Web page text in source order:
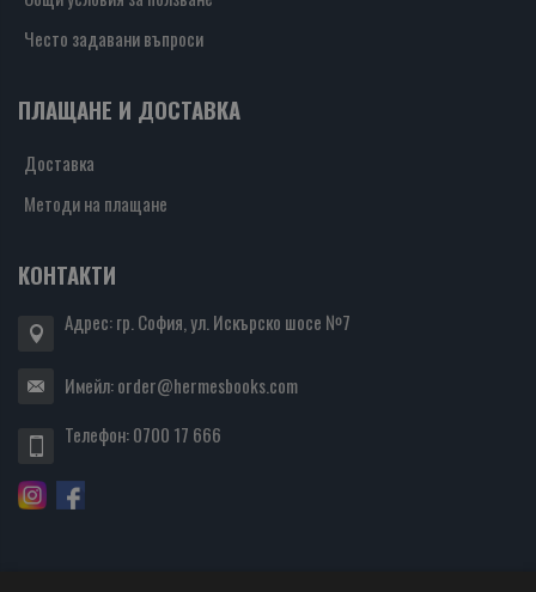
Често задавани въпроси
ПЛАЩАНЕ И ДОСТАВКА
Доставка
Методи на плащане
КОНТАКТИ
Адрес: гр. София, ул. Искърско шосе №7
Имейл:order@hermesbooks.com
Телефон:0700 17 666